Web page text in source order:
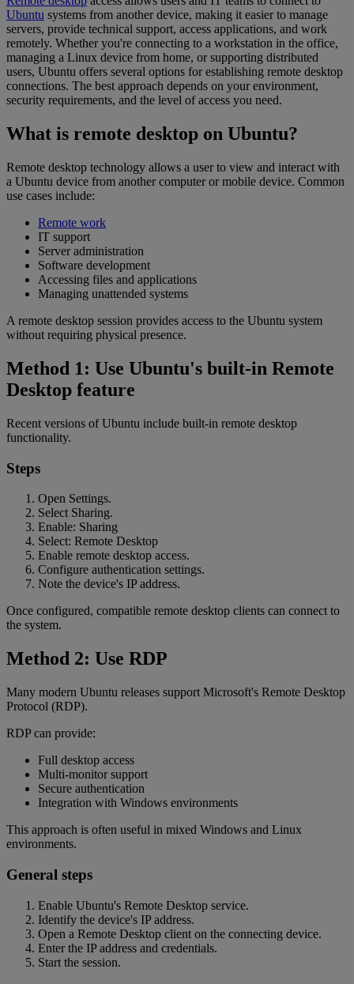
Ubuntu systems from another device, making it easier to manage
servers, provide technical support, access applications, and work
remotely. Whether you're connecting to a workstation in the office,
managing a Linux device from home, or supporting distributed
users, Ubuntu offers several options for establishing remote desktop
connections. The best approach depends on your environment,
security requirements, and the level of access you need.
What is remote desktop on Ubuntu?
Remote desktop technology allows a user to view and interact with
a Ubuntu device from another computer or mobile device. Common
use cases include:
Remote work
IT support
Server administration
Software development
Accessing files and applications
Managing unattended systems
A remote desktop session provides access to the Ubuntu system
without requiring physical presence.
Method 1: Use Ubuntu's built-in Remote
Desktop feature
Recent versions of Ubuntu include built-in remote desktop
functionality.
Steps
Open Settings.
Select Sharing.
Enable: Sharing
Select: Remote Desktop
Enable remote desktop access.
Configure authentication settings.
Note the device's IP address.
Once configured, compatible remote desktop clients can connect to
the system.
Method 2: Use RDP
Many modern Ubuntu releases support Microsoft's Remote Desktop
Protocol (RDP).
RDP can provide:
Full desktop access
Multi-monitor support
Secure authentication
Integration with Windows environments
This approach is often useful in mixed Windows and Linux
environments.
General steps
Enable Ubuntu's Remote Desktop service.
Identify the device's IP address.
Open a Remote Desktop client on the connecting device.
Enter the IP address and credentials.
Start the session.